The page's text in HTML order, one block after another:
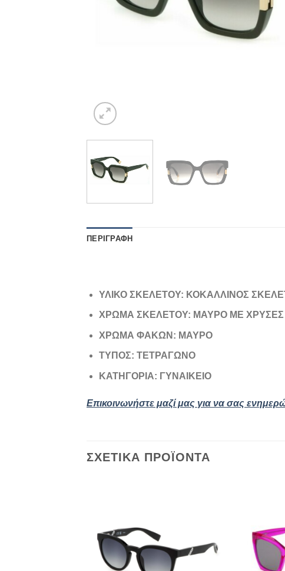
ΠΕΡΙΓΡΑΦΉ
ΥΛΙΚΟ ΣΚΕΛΕΤΟΥ: ΚΟΚΑΛΛΙΝΟΣ
ΧΡΩΜΑ ΣΚΕΛΕΤΟΥ: ΜΑΥΡΟ ΜΕ ΧΡΥΣΕΣ
ΧΡΩΜΑ ΦΑΚΩΝ: ΜΑΥΡΟ
ΤΥΠΟΣ: ΤΕΤΡΑΓΩΝΟ
ΚΑΤΗΓΟΡΙΑ: ΓΥΝΑΙΚΕΙΟ
Επικοινωνήστε μαζί μας για να σας
ΣΧΕΤΙΚΆ ΠΡΟΪΌΝΤΑ